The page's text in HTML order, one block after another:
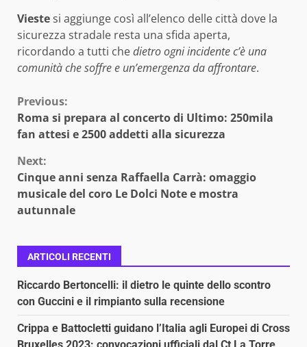
Viestesi aggiunge così all’elenco delle città dove la
sicurezza stradale resta una sfida aperta,
ricordando a tutti chedietro ogni incidente c’è una
comunità che soffre e un’emergenza da affrontare.
Continue
Reading
Previous:
Roma si prepara al concerto di Ultimo: 250mila
fan attesi e 2500 addetti alla sicurezza
Next:
Cinque anni senza Raffaella Carrà: omaggio
musicale del coro Le Dolci Note e mostra
autunnale
ARTICOLI RECENTI
Riccardo Bertoncelli: il dietro le quinte dello scontro
con Guccini e il rimpianto sulla recensione
Crippa e Battocletti guidano l’Italia agli Europei di Cross
Bruxelles 2023: convocazioni ufficiali dal Ct La Torre